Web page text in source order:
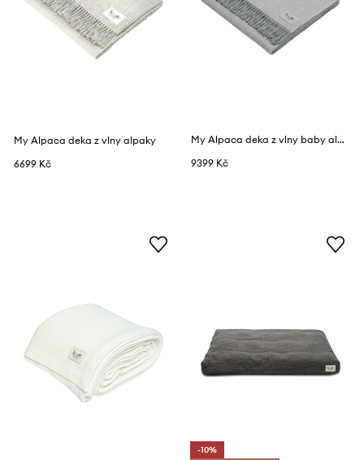
My Alpaca deka z vlny alpaky
6699 Kč
My Alpaca deka z vlny baby alpaka
9399 Kč
-10%